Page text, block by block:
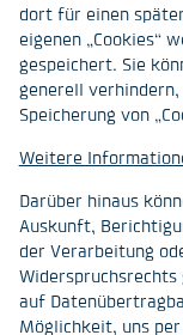
dort für einen
eigenen „Cookies“
gespeichert. Sie
generell
Speicherung von
Weitere
Darüber hinaus
Auskunft,
der Verarbeitung
Widerspruchsrechts
auf
Möglichkeit, uns